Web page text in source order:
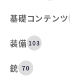
基礎コンテンツ
装備 103
銃 70